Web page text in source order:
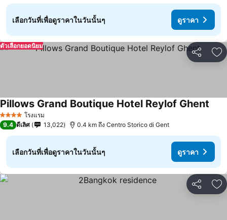
เลือกวันที่เพื่อดูราคาในวันนั้นๆ ดูราคา
แชร์ เ
ตัวเลือกยอดนิยม
4 ดาว โรงแรม
Pillows Grand Boutique Hotel Reylof Ghent
9.4 ดีเลิศ 13,022 0.4 km ถึง Centro Storico di Gent
เลือกวันที่เพื่อดูราคาในวันนั้นๆ ดูราคา
แชร์ เ